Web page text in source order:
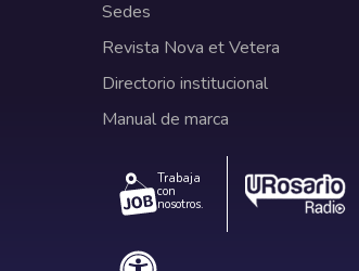
Sedes
Revista Nova et Vetera
Directorio institucional
Manual de marca
Trabaja
con
nosotros.